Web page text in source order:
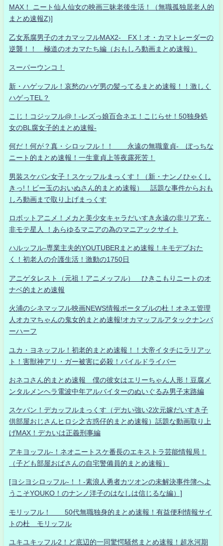
MAX！ ニート仙人仙女の映画三昧老後生活！（無職孤独居老人的
まとめ速報Z)]
乙女系腐男子のオカマッフルMAX2- FX！オ・カマトレーダーの
逆襲！！ 極道のオカマたち編（おもしろ動画まとめ速報）
スーパーウンコ！
新・ハゲッフル！哀愁のハゲ男の髪ってるまとめ速報！！激しく
ハゲっTEL？
こじ！コジッフル@！-レズっ娘百合ネエ！こじらせ！50独身処
女のBL腐女子的まとめ速報-
何だ！何が？真・シロッフル！！ 永遠の無職童貞- ぼっちな
ニート的まとめ速報！一生童貞上等夜露死苦！
男装スケバン女子！スケッフルまっくす！（新・ナンノひゃくし
きっ!！ビー玉のおいぬさん的まとめ速報） 話題な事件からおも
しろ動画まで取り上げまっくす
ロボットアニメ！メカと美少女キャラだいすき永遠の非リア充・
非モテ星人 ！あらゆるマニアの為のマニアックサイト
ハルッフル-専業主夫的YOUTUBERまとめ速報！キモデブおた
く！初老人の介護生活！激動の1750日
アニゲタレスト（元祖！アニメッフル） ひきこもりニートのオ
ナベ的まとめ速報
火浦のシネマッフル映画NEWS情報ポータブルの杜！オネエ管理
人オカマちゃんの鬼女的まとめ速報!オカマッフルアタックナンバ
ーハーフ
ユカ・ヨネッフル！初老的まとめ速報！！大帝イタチにラリアッ
ト！害獣神アリ・ガー被害に必殺！パイルドライバー
おネコさん的まとめ速報 僕の彼女はエリーちゃん人形！豆腐メ
ンタルメンヘラ電波中年アルバイターのぬいぐるみ男子末路編
スケバン！デカッフルまっくす（デカい強い2次元嫁だいすき子
供部屋おじさんヒロシ之古惑仔的まとめ速報）話題な動画取り上
げMAX！デカいは正義刑事編
アキヨッフル-！ネオニートスケ番長のエキストラ芸能情報局！
（子ども部屋おばさんの自宅警備員的まとめ速報）
[ヨシヨシロッフル-！！-素浪人勇者カツオンの未解決事件簿へよ
うこそYOUKO！のナンノ洋子のはなしは信じるな編）]
モリッフル！ 50代無職独身的まとめ速報！有益便利情報サイ
トの杜 モリッフル
ユキユキッフル2！ど底辺的一同驚愕騒然まとめ速報！超氷河期